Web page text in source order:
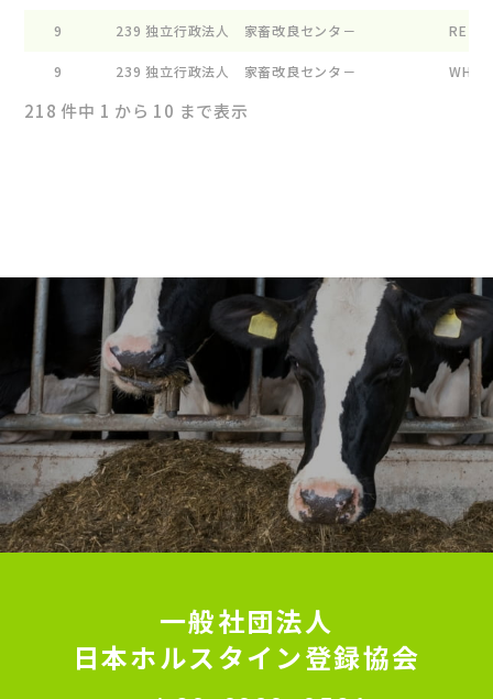
9 239 独立行政法人 家畜改良センタ－ RE ｼﾞ
9 239 独立行政法人 家畜改良センタ－ WHG
218 件中 1 から 10 まで表示
一般社団法人
日本ホルスタイン登録協会